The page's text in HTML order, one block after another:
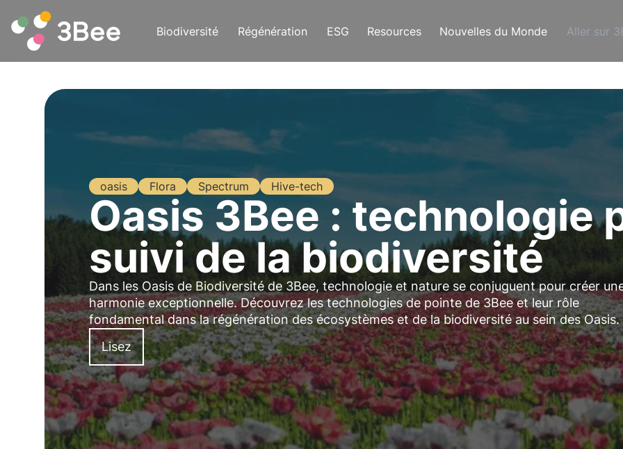
Biodiversité Régénération ESG Resources Nouvelles du Monde Aller sur
oasis Flora Spectrum Hive-tech
Oasis 3Bee : technologie
suivi de la biodiversité
Dans les Oasis de Biodiversité de 3Bee, technologie et nature se conjuguent pour créer
harmonie exceptionnelle. Découvrez les technologies de pointe de 3Bee et leur rôle
fondamental dans la régénération des écosystèmes et de la biodiversité au sein des Oasis.
Lisez